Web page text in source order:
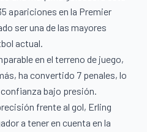
apariciones en la Premier
ser una de las mayores
actual​.
en el terreno de juego,
ha convertido 7 penales, lo
bajo presión.
frente al gol, Erling
a tener en cuenta en la